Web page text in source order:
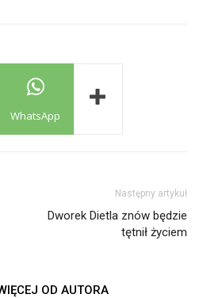
WhatsApp
Następny artykuł
Dworek Dietla znów będzie
tętnił życiem
OD AUTORA